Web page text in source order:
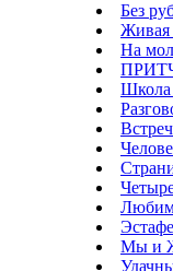
Без
Живая
На
Школа
Мы и